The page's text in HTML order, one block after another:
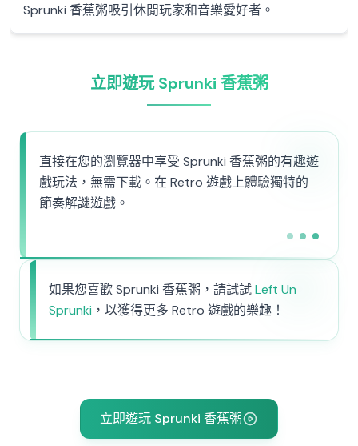
Sprunki 香蕉粥吸引休閒玩家和音樂愛好者。
立即遊玩 Sprunki 香蕉粥
直接在您的瀏覽器中享受 Sprunki 香蕉粥的有趣遊
戲玩法，無需下載。在 Retro 遊戲上體驗獨特的
節奏解謎遊戲。
如果您喜歡 Sprunki 香蕉粥，請試試Left Un
Sprunki ，以獲得更多 Retro 遊戲的樂趣！
立即遊玩 Sprunki 香蕉粥